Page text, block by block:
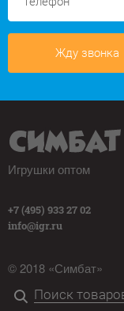
Жду звонка
Игрушки оптом
+7 (495) 933 27 02
info@igr.ru
© 2018 «Симбат»